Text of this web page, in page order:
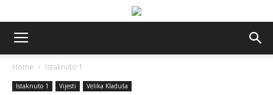
Home Istaknuto 1
Istaknuto 1 Vijesti Velika Kladuša